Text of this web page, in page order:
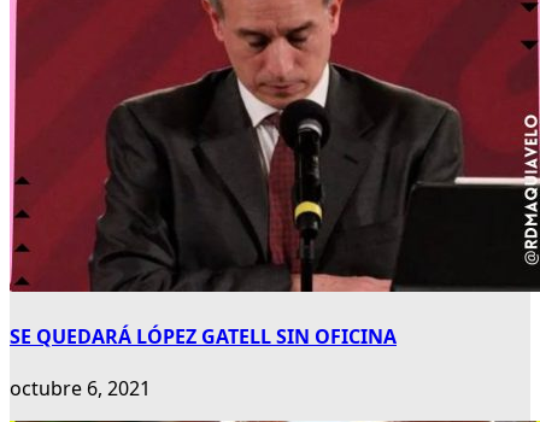
SE QUEDARÁ LÓPEZ GATELL SIN OFICINA
octubre 6, 2021